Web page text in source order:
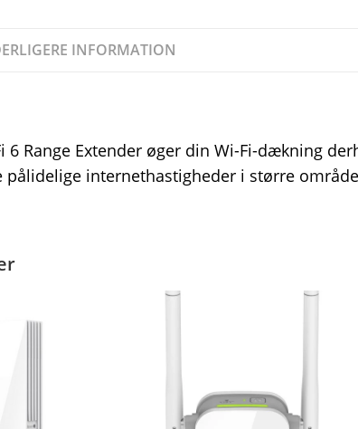
INFORMATION
6 Range Extender øger din Wi-Fi-dækning
pålidelige internethastigheder i større